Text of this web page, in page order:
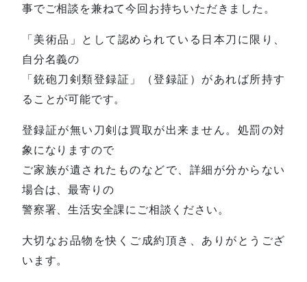
事でご相談を兼ねて今回お持ちいただきました。
「美術品」として認められている日本刀に限り、
自分名義の
「銃砲刀剣類登録証」（登録証）があれば所持す
ることが可能です。
登録証が無い刀剣は買取が出来ません。処罰の対
象になりますので
ご家族が遺されたものなどで、詳細が分からない
場合は、最寄りの
警察署、生活安全課にご相談ください。
大切なお品物を快くご成約頂き、ありがとうござ
います。